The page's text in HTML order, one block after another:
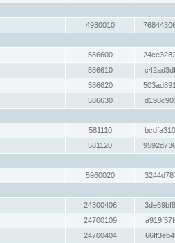
4930010
586600
586610
586620
586630
581110
581120
5960020
24300406
24700109
24700404